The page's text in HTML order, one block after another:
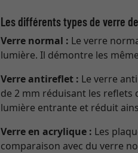
Les différents types de verre
Verre normal : Le verre
lumière. Il démontre les
Verre antireflet : Le verre
de 2 mm réduisant les reflets
lumière entrante et réduit
Verre en acrylique : Les
comparaison avec du verre